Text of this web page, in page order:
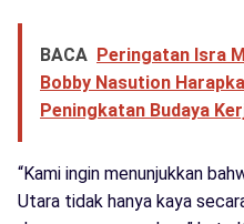
BACA Peringatan Isra
Bobby Nasution
Peningkatan Budaya
“Kami ingin menunjukkan
Utara tidak hanya kaya